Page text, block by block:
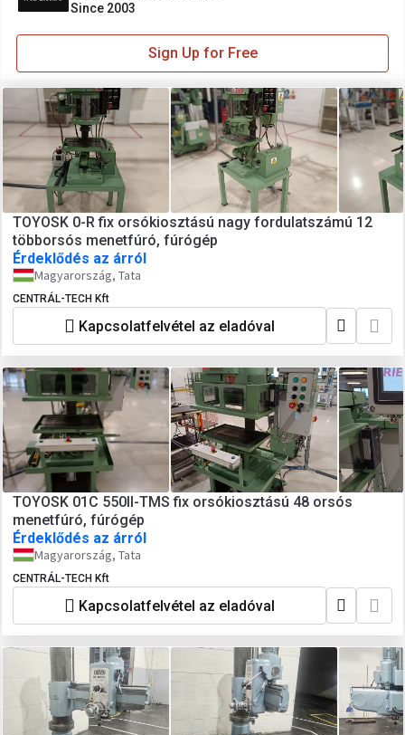
Since 2003
Sign Up for Free
TOYOSK 0-R fix orsókiosztású nagy fordulatszámú 12
többorsós menetfúró, fúrógép
Érdeklődés az árról
Magyarország, Tata
CENTRÁL-TECH Kft
Kapcsolatfelvétel az eladóval
TOYOSK 01C 550II-TMS fix orsókiosztású 48 orsós
menetfúró, fúrógép
Érdeklődés az árról
Magyarország, Tata
CENTRÁL-TECH Kft
Kapcsolatfelvétel az eladóval